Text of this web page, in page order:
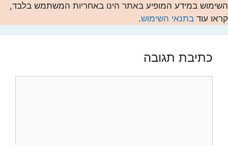
השימוש במידע המופיע באתר הינו באחריות המשתמש בלבד,
קראו עוד בתנאי השימוש.
כתיבת תגובה